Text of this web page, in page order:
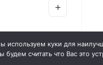
используем куки для
будем считать что Вас это